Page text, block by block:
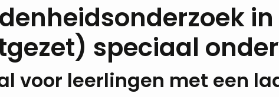
speciaal
voor leerlingen met een